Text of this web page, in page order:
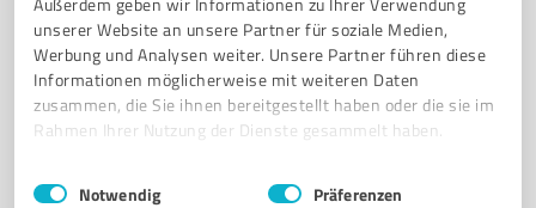
unserer Website an unsere Partner für soziale Medien,
Werbung und Analysen weiter. Unsere Partner führen diese
Informationen möglicherweise mit weiteren Daten
zusammen, die Sie ihnen bereitgestellt haben oder die sie im
Rahmen Ihrer Nutzung der Dienste gesammelt haben.
Impressum Datenschutzbestimmungen
Einwilligungsauswahl
Notwendig Präferenzen
IT-SERVICE NETZWERKBETREUUNG SERVERBETREUUNG
MANAGED SERVICES DESKTOP-MANAGEMENT IT-NOTDIENST
DRENSTEINFURT IT-EXPERTEN
Gildestraße 16, 48317 Drensteinfurt